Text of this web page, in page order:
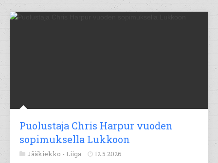
Puolustaja Chris Harpur vuoden
sopimuksella Lukkoon
Jääkiekko - Liiga 12.5.2026